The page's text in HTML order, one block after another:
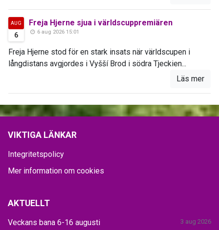
AUG
6
Freja Hjerne sjua i världscuppremiären
6 aug 2026 15:01
Freja Hjerne stod för en stark insats när världscupen i
långdistans avgjordes i Vyšší Brod i södra Tjeckien...
Läs mer
VIKTIGA LÄNKAR
Integritetspolicy
Mer information om cookies
AKTUELLT
Veckans bana 6-16 augusti 3 aug 2026